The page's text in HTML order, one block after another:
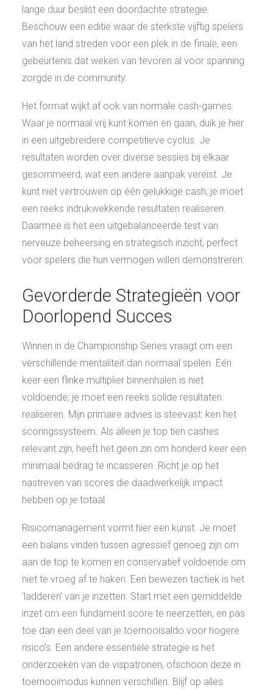
lange duur beslist een doordachte strategie.
Beschouw een editie waar de sterkste vijftig spelers
van het land streden voor een plek in de finale, een
gebeurtenis dat weken van tevoren al voor spanning
zorgde in de community.
Het format wijkt af ook van normale cash-games.
Waar je normaal vrij kunt komen en gaan, duik je hier
in een uitgebreidere competitieve cyclus. Je
resultaten worden over diverse sessies bij elkaar
gesommeerd, wat een andere aanpak vereist. Je
kunt niet vertrouwen op één gelukkige cash; je moet
een reeks indrukwekkende resultaten realiseren.
Daarmee is het een uitgebalanceerde test van
nerveuze beheersing en strategisch inzicht, perfect
voor spelers die hun vermogen willen demonstreren.
Gevorderde Strategieën voor
Doorlopend Succes
Winnen in de Championship Series vraagt om een
verschillende mentaliteit dan normaal spelen. Eén
keer een flinke multiplier binnenhalen is niet
voldoende; je moet een reeks solide resultaten
realiseren. Mijn primaire advies is steevast: ken het
scoringssysteem. Als alleen je top tien cashes
relevant zijn, heeft het geen zin om honderd keer een
minimaal bedrag te incasseren. Richt je op het
nastreven van scores die daadwerkelijk impact
hebben op je totaal.
Risicomanagement vormt hier een kunst. Je moet
een balans vinden tussen agressief genoeg zijn om
aan de top te komen en conservatief voldoende om
niet te vroeg af te haken. Een bewezen tactiek is het
‘ladderen’ van je inzetten. Start met een gemiddelde
inzet om een fundament score te neerzetten, en pas
toe dan een deel van je toernooisaldo voor hogere
risico’s. Een andere essentiële strategie is het
onderzoeken van de vispatronen, ofschoon deze in
toernooimodus kunnen verschillen. Blijf op alles